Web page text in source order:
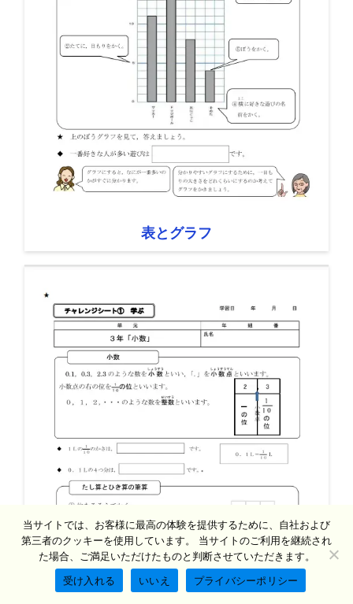
表とグラフ
当サイトでは、お客様に最高の体験を提供するために、自社および
第三者のクッキーを使用しています。 当サイトのご利用を継続され
た場合、ご満足いただけたものと判断させていただきます。
受け入れる
いいえ プライバシーポリシー